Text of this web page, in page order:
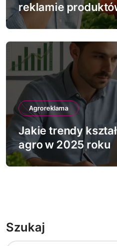
reklamie
Agroreklama
Jakie trendy
agro w 2025 roku
Szukaj